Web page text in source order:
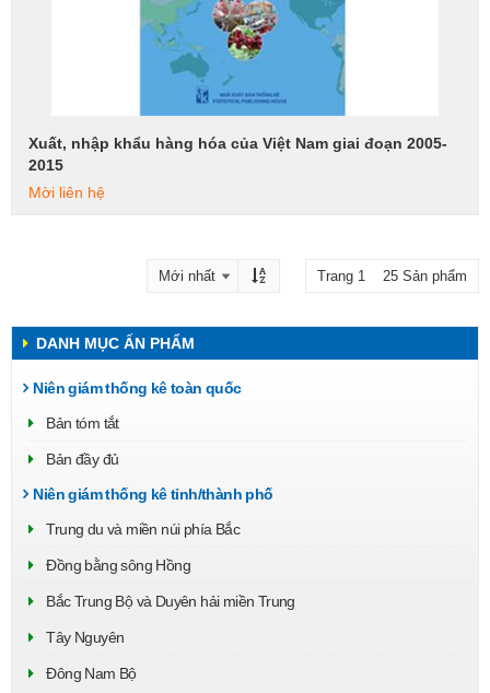
Xem tiếp
Xuất, nhập khẩu hàng hóa của Việt Nam giai đoạn 2005-
2015
Mời liên hệ
Trang 1 25 Sản phẩm
DANH MỤC ẤN PHẨM
Niên giám thống kê toàn quốc
Bản tóm tắt
Bản đầy đủ
Niên giám thống kê tỉnh/thành phố
Trung du và miền núi phía Bắc
Đồng bằng sông Hồng
Bắc Trung Bộ và Duyên hải miền Trung
Tây Nguyên
Đông Nam Bộ